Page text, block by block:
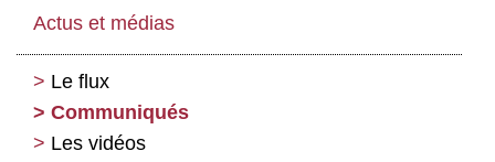
Actus et médias
Le flux
Communiqués
Les vidéos